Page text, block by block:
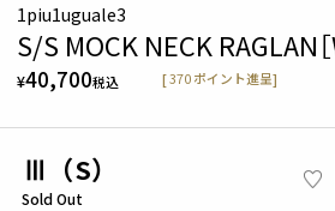
1piu1uguale3
S/S MOCK NECK RAGLAN［
¥40,700税込 [370 ポイント進呈]
Ⅲ（S）
Sold Out